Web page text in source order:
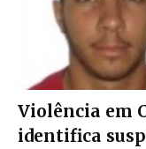
Violência em
identifica